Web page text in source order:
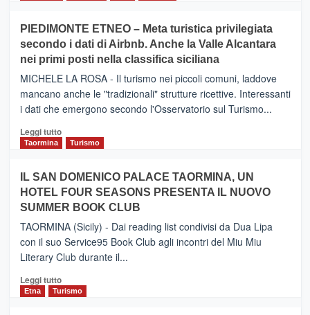
CATANIA
–
Inaugurato
il
nuovo
collegamento
tra
e
Zanzibar
da
Neos
PIEDIMONTE ETNEO – Meta turistica privilegiata
secondo i dati di Airbnb. Anche la Valle Alcantara
nei primi posti nella classifica siciliana
MICHELE LA ROSA - Il turismo nei piccoli comuni, laddove
mancano anche le "tradizionali" strutture ricettive. Interessanti
i dati che emergono secondo l'Osservatorio sul Turismo...
Leggi tuttoLeggi
PIEDIMONTE
ETNEO
–
Meta
turistica
privilegiata
secondo
dati
di
Taormina Turismo
IL SAN DOMENICO PALACE TAORMINA, UN
HOTEL FOUR SEASONS PRESENTA IL NUOVO
SUMMER BOOK CLUB
TAORMINA (Sicily) - Dai reading list condivisi da Dua Lipa
con il suo Service95 Book Club agli incontri del Miu Miu
Literary Club durante il...
Leggi tuttoLeggi
di
Etna Turismo